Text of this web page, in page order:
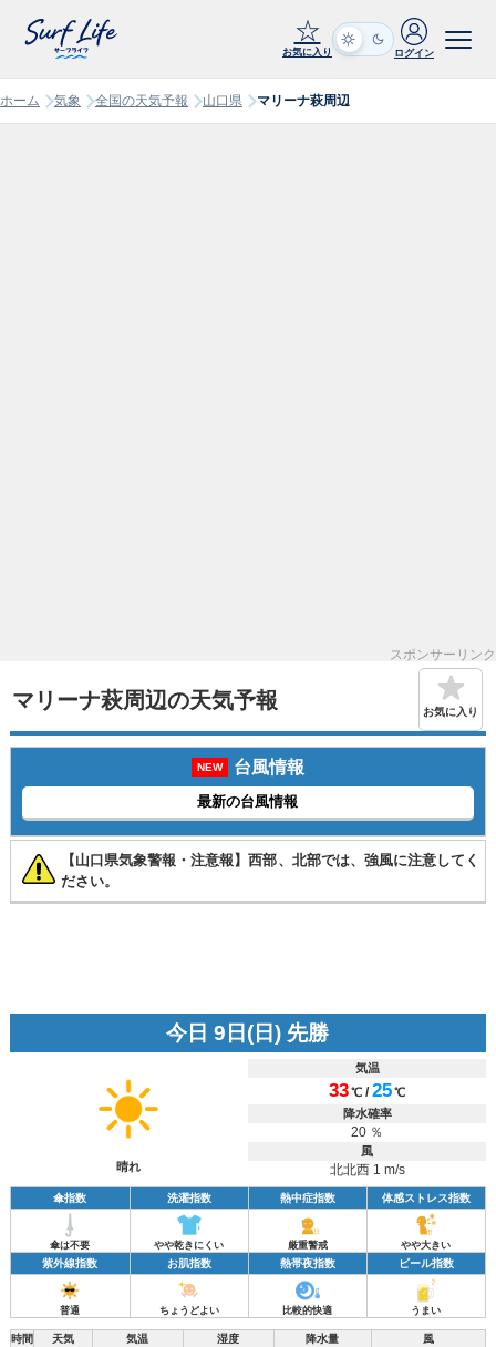
☆
お気に入り ログイン
ホーム 気象 全国の天気予報 山口県 マリーナ萩周辺
スポンサーリンク
マリーナ萩周辺の天気予報 お気に入り
NEW 台風情報
最新の台風情報
【山口県気象警報・注意報】西部、北部では、強風に注意してく
ださい。
今日 9日(日) 先勝
晴れ
気温
33℃ /25℃
降水確率
20 ％
風
北北西 1 m/s
傘指数 洗濯指数 熱中症指数 体感ストレス指数
傘は不要 やや乾きにくい 厳重警戒 やや大きい
紫外線指数 お肌指数 熱帯夜指数 ビール指数
普通 ちょうどよい 比較的快適 うまい
時間 天気 気温 湿度 降水量 風